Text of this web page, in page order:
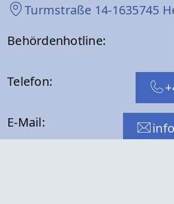
Turmstraße 14-1635745
Behördenhotline:
Telefon:
E-Mail: